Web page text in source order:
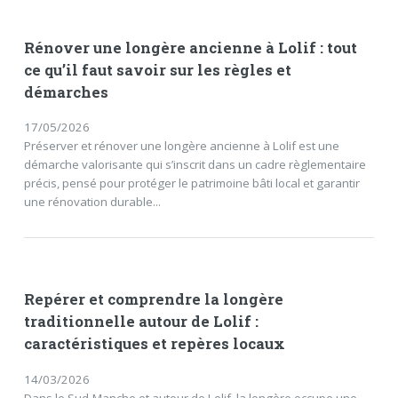
Rénover une longère ancienne à Lolif : tout
ce qu’il faut savoir sur les règles et
démarches
17/05/2026
Préserver et rénover une longère ancienne à Lolif est une
démarche valorisante qui s’inscrit dans un cadre règlementaire
précis, pensé pour protéger le patrimoine bâti local et garantir
une rénovation durable...
Repérer et comprendre la longère
traditionnelle autour de Lolif :
caractéristiques et repères locaux
14/03/2026